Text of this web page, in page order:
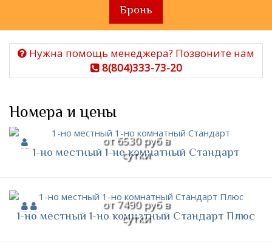
Бронь
Нужна помощь менеджера? Позвоните нам
8(804)333-73-20
Номера и цены
от 6530 руб в
сутки
1-но местный 1-но комнатный Стандарт
от 7490 руб в
сутки
1-но местный 1-но комнатный Стандарт Плюс